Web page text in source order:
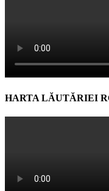
HARTA LĂUTĂRIEI